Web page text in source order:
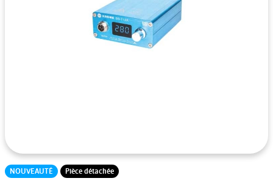
NOUVEAUTÉ Pièce détachée